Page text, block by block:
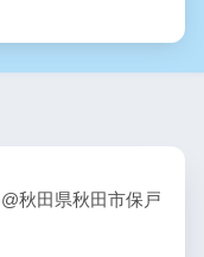
秋田県秋田市保戸